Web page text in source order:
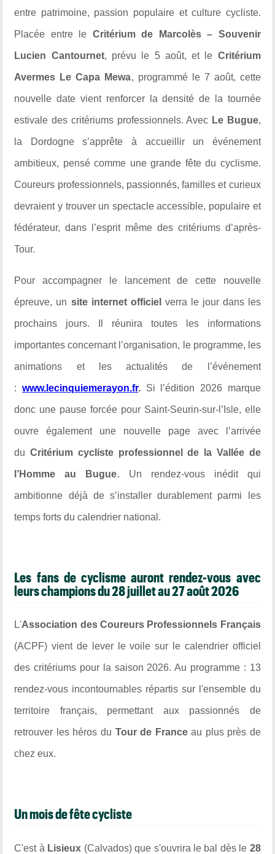
entre patrimoine, passion populaire et culture cycliste.
Placée entre le Critérium de Marcolès – Souvenir
Lucien Cantournet, prévu le 5 août, et le Critérium
Avermes Le Capa Mewa, programmé le 7 août, cette
nouvelle date vient renforcer la densité de la tournée
estivale des critériums professionnels. Avec Le Bugue,
la Dordogne s’apprête à accueillir un événement
ambitieux, pensé comme une grande fête du cyclisme.
Coureurs professionnels, passionnés, familles et curieux
devraient y trouver un spectacle accessible, populaire et
fédérateur, dans l’esprit même des critériums d’après-
Tour.
Pour accompagner le lancement de cette nouvelle
épreuve, un site internet officiel verra le jour dans les
prochains jours. Il réunira toutes les informations
importantes concernant l’organisation, le programme, les
animations et les actualités de l’événement
:www.lecinquiemerayon.fr. Si l’édition 2026 marque
donc une pause forcée pour Saint-Seurin-sur-l’Isle, elle
ouvre également une nouvelle page avec l’arrivée
duCritérium cycliste professionnel de la Vallée de
l’Homme au Bugue. Un rendez-vous inédit qui
ambitionne déjà de s’installer durablement parmi les
temps forts du calendrier national.
Les fans de cyclisme auront rendez-vous avec
leurs champions du 28 juillet au 27 août 2026
L'Association des Coureurs Professionnels Français
(ACPF) vient de lever le voile sur le calendrier officiel
des critériums pour la saison 2026. Au programme : 13
rendez-vous incontournables répartis sur l'ensemble du
territoire français, permettant aux passionnés de
retrouver les héros du Tour de Franceau plus près de
chez eux.
Un mois de fête cycliste
C'est à Lisieux (Calvados) que s'ouvrira le bal dès le 28